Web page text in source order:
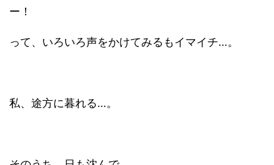
ー！
って、いろいろ声をかけてみるもイマイチ…。
私、途方に暮れる…。